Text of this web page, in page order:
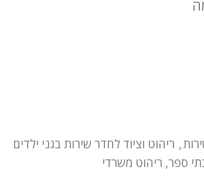
, ריהוט וציוד לחדר שירות בגני ילדים
ספר, ריהוט משרדי